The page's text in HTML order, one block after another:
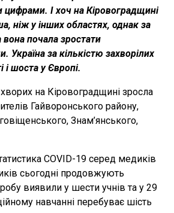
цифрами. І хоч на Кіровоградщині
ніж у інших областях, однак за
почала зростати
Україна за кількістю захворілих
і шоста у Європі.
на Кіровоградщині зросла
Гайворонського району,
Знам’янського,
COVID-19 серед медиків
сьогодні продовжують
виявили у шести учнів та у 29
навчанні перебуває шість